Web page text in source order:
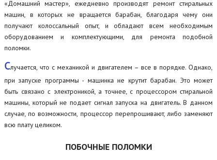
«Домашний мастер», ежедневно производят ремонт стиральных
машин, в которых не вращается барабан, благодаря чему они
получают колоссальный опыт, и обладают всем необходимым
оборудованием и комплектующими, для ремонта подобной
поломки.
Случается, что с механикой и двигателем – все в порядке. Однако,
при запуске программы - машинка не крутит барабан. Это может
быть связано с электроникой, а точнее, с процессором стиральной
машины, который не подает сигнал запуска на двигатель. В данном
случае, по возможности, процессор перепрошивают, либо заменяют
всю плату целиком.
ПОБОЧНЫЕ ПОЛОМКИ